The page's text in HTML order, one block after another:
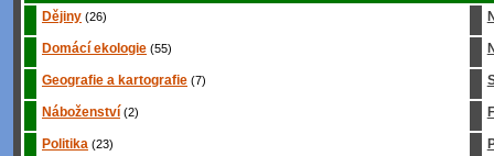
Dějiny (26)
Domácí ekologie (55)
Geografie a kartografie (7)
Náboženství (2)
Politika (23)